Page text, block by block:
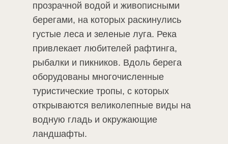
прозрачной водой и живописными
берегами, на которых раскинулись
густые леса и зеленые луга. Река
привлекает любителей рафтинга,
рыбалки и пикников. Вдоль берега
оборудованы многочисленные
туристические тропы, с которых
открываются великолепные виды на
водную гладь и окружающие
ландшафты.